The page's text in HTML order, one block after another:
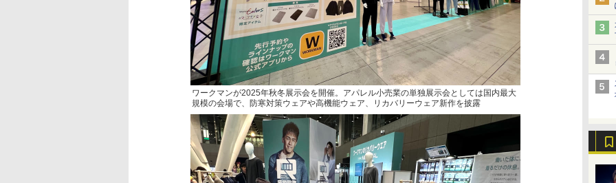
ワークマンが2025年秋冬展示会を開催。アパレル小売業の単独展示会としては国内最大
規模の会場で、防寒対策ウェアや高機能ウェア、リカバリーウェア新作を披露